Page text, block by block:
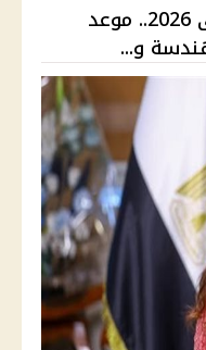
نتيجة تنسيق المرحلة الأولى 2026.. موعد
و...